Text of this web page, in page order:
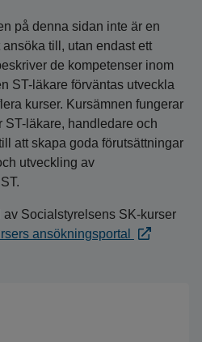
på denna sidan inte är en
till, utan endast ett
de kompetenser inom
ST-läkare förväntas utveckla
kurser. Kursämnen fungerar
ST-läkare, handledare och
att skapa goda förutsättningar
utveckling av
Socialstyrelsens SK-kurser
ansökningsportal